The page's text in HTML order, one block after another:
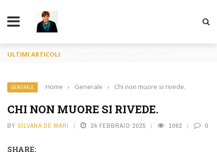
ULTIMI ARTICOLI
GENERALE Home › Generale › Chi non muore si rivede.
CHI NON MUORE SI RIVEDE.
BY SILVANA DE MARI 24 FEBBRAIO 2025 1062 0
SHARE: